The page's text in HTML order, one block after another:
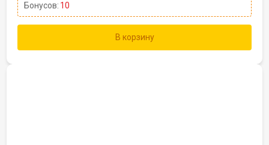
Бонусов: 10
В корзину